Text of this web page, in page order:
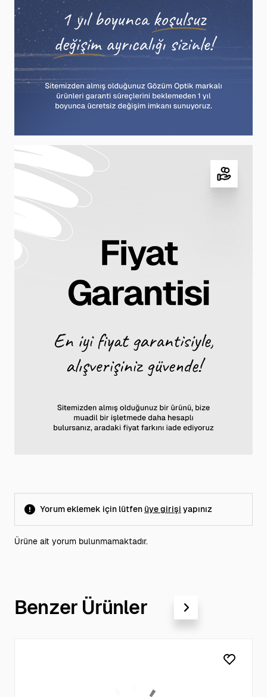
Yorum eklemek için lütfen üye girişi yapınız
Ürüne ait yorum bulunmamaktadır.
Benzer Ürünler